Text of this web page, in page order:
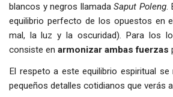
blancos y negros llamadaSaput Poleng.
equilibrio perfecto de los opuestos en
mal, la luz y la oscuridad). Para los
consiste en armonizar ambas fuerzas
El respeto a este equilibrio espiritual
pequeños detalles cotidianos que verás